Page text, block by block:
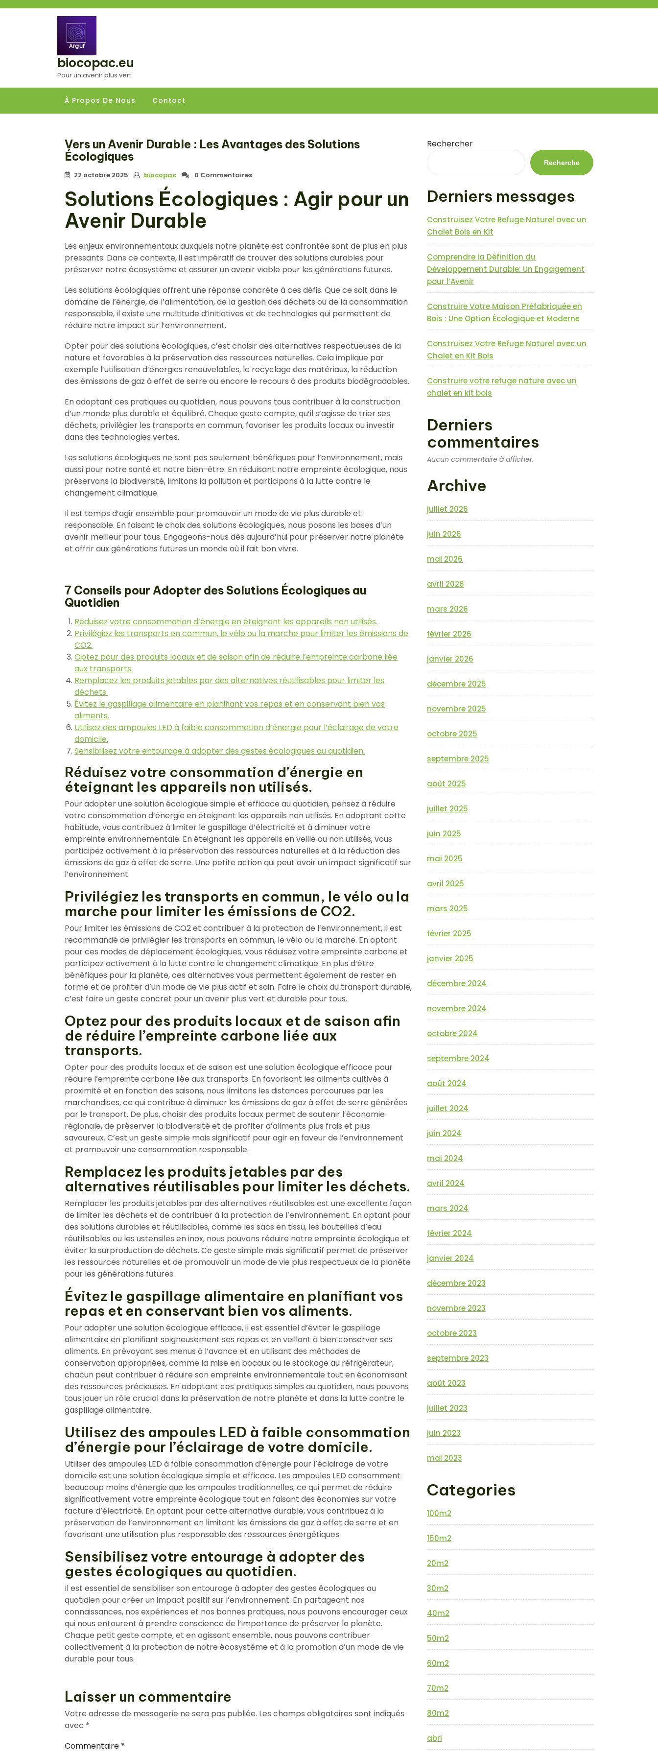
biocopac.eu
Pour un avenir plus vert
À Propos De Nous Contact
Vers un Avenir Durable : Les Avantages des Solutions
Écologiques
22 octobre 2025 biocopac 0 Commentaires
Solutions Écologiques : Agir pour un
Avenir Durable
Les enjeux environnementaux auxquels notre planète est confrontée sont de plus en plus
pressants. Dans ce contexte, il est impératif de trouver des solutions durables pour
préserver notre écosystème et assurer un avenir viable pour les générations futures.
Les solutions écologiques offrent une réponse concrète à ces défis. Que ce soit dans le
domaine de l’énergie, de l’alimentation, de la gestion des déchets ou de la consommation
responsable, il existe une multitude d’initiatives et de technologies qui permettent de
réduire notre impact sur l’environnement.
Opter pour des solutions écologiques, c’est choisir des alternatives respectueuses de la
nature et favorables à la préservation des ressources naturelles. Cela implique par
exemple l’utilisation d’énergies renouvelables, le recyclage des matériaux, la réduction
des émissions de gaz à effet de serre ou encore le recours à des produits biodégradables.
En adoptant ces pratiques au quotidien, nous pouvons tous contribuer à la construction
d’un monde plus durable et équilibré. Chaque geste compte, qu’il s’agisse de trier ses
déchets, privilégier les transports en commun, favoriser les produits locaux ou investir
dans des technologies vertes.
Les solutions écologiques ne sont pas seulement bénéfiques pour l’environnement, mais
aussi pour notre santé et notre bien-être. En réduisant notre empreinte écologique, nous
préservons la biodiversité, limitons la pollution et participons à la lutte contre le
changement climatique.
Il est temps d’agir ensemble pour promouvoir un mode de vie plus durable et
responsable. En faisant le choix des solutions écologiques, nous posons les bases d’un
avenir meilleur pour tous. Engageons-nous dès aujourd’hui pour préserver notre planète
et offrir aux générations futures un monde où il fait bon vivre.
7 Conseils pour Adopter des Solutions Écologiques au
Quotidien
Réduisez votre consommation d’énergie en éteignant les appareils non utilisés.
Privilégiez les transports en commun, le vélo ou la marche pour limiter les émissions de
CO2.
Optez pour des produits locaux et de saison afin de réduire l’empreinte carbone liée
aux transports.
Remplacez les produits jetables par des alternatives réutilisables pour limiter les
déchets.
Évitez le gaspillage alimentaire en planifiant vos repas et en conservant bien vos
aliments.
Utilisez des ampoules LED à faible consommation d’énergie pour l’éclairage de votre
domicile.
Sensibilisez votre entourage à adopter des gestes écologiques au quotidien.
Réduisez votre consommation d’énergie en
éteignant les appareils non utilisés.
Pour adopter une solution écologique simple et efficace au quotidien, pensez à réduire
votre consommation d’énergie en éteignant les appareils non utilisés. En adoptant cette
habitude, vous contribuez à limiter le gaspillage d’électricité et à diminuer votre
empreinte environnementale. En éteignant les appareils en veille ou non utilisés, vous
participez activement à la préservation des ressources naturelles et à la réduction des
émissions de gaz à effet de serre. Une petite action qui peut avoir un impact significatif sur
l’environnement.
Privilégiez les transports en commun, le vélo ou la
marche pour limiter les émissions de CO2.
Pour limiter les émissions de CO2 et contribuer à la protection de l’environnement, il est
recommandé de privilégier les transports en commun, le vélo ou la marche. En optant
pour ces modes de déplacement écologiques, vous réduisez votre empreinte carbone et
participez activement à la lutte contre le changement climatique. En plus d’être
bénéfiques pour la planète, ces alternatives vous permettent également de rester en
forme et de profiter d’un mode de vie plus actif et sain. Faire le choix du transport durable,
c’est faire un geste concret pour un avenir plus vert et durable pour tous.
Optez pour des produits locaux et de saison afin
de réduire l’empreinte carbone liée aux
transports.
Opter pour des produits locaux et de saison est une solution écologique efficace pour
réduire l’empreinte carbone liée aux transports. En favorisant les aliments cultivés à
proximité et en fonction des saisons, nous limitons les distances parcourues par les
marchandises, ce qui contribue à diminuer les émissions de gaz à effet de serre générées
par le transport. De plus, choisir des produits locaux permet de soutenir l’économie
régionale, de préserver la biodiversité et de profiter d’aliments plus frais et plus
savoureux. C’est un geste simple mais significatif pour agir en faveur de l’environnement
et promouvoir une consommation responsable.
Remplacez les produits jetables par des
alternatives réutilisables pour limiter les déchets.
Remplacer les produits jetables par des alternatives réutilisables est une excellente façon
de limiter les déchets et de contribuer à la protection de l’environnement. En optant pour
des solutions durables et réutilisables, comme les sacs en tissu, les bouteilles d’eau
réutilisables ou les ustensiles en inox, nous pouvons réduire notre empreinte écologique et
éviter la surproduction de déchets. Ce geste simple mais significatif permet de préserver
les ressources naturelles et de promouvoir un mode de vie plus respectueux de la planète
pour les générations futures.
Évitez le gaspillage alimentaire en planifiant vos
repas et en conservant bien vos aliments.
Pour adopter une solution écologique efficace, il est essentiel d’éviter le gaspillage
alimentaire en planifiant soigneusement ses repas et en veillant à bien conserver ses
aliments. En prévoyant ses menus à l’avance et en utilisant des méthodes de
conservation appropriées, comme la mise en bocaux ou le stockage au réfrigérateur,
chacun peut contribuer à réduire son empreinte environnementale tout en économisant
des ressources précieuses. En adoptant ces pratiques simples au quotidien, nous pouvons
tous jouer un rôle crucial dans la préservation de notre planète et dans la lutte contre le
gaspillage alimentaire.
Utilisez des ampoules LED à faible consommation
d’énergie pour l’éclairage de votre domicile.
Utiliser des ampoules LED à faible consommation d’énergie pour l’éclairage de votre
domicile est une solution écologique simple et efficace. Les ampoules LED consomment
beaucoup moins d’énergie que les ampoules traditionnelles, ce qui permet de réduire
significativement votre empreinte écologique tout en faisant des économies sur votre
facture d’électricité. En optant pour cette alternative durable, vous contribuez à la
préservation de l’environnement en limitant les émissions de gaz à effet de serre et en
favorisant une utilisation plus responsable des ressources énergétiques.
Sensibilisez votre entourage à adopter des
gestes écologiques au quotidien.
Il est essentiel de sensibiliser son entourage à adopter des gestes écologiques au
quotidien pour créer un impact positif sur l’environnement. En partageant nos
connaissances, nos expériences et nos bonnes pratiques, nous pouvons encourager ceux
qui nous entourent à prendre conscience de l’importance de préserver la planète.
Chaque petit geste compte, et en agissant ensemble, nous pouvons contribuer
collectivement à la protection de notre écosystème et à la promotion d’un mode de vie
durable pour tous.
Laisser un commentaire
Votre adresse de messagerie ne sera pas publiée. Les champs obligatoires sont indiqués
avec *
Commentaire *
Rechercher
Recherche
Derniers messages
Construisez Votre Refuge Naturel avec un
Chalet Bois en Kit
Comprendre la Définition du
Développement Durable: Un Engagement
pour l’Avenir
Construire Votre Maison Préfabriquée en
Bois : Une Option Écologique et Moderne
Construisez Votre Refuge Naturel avec un
Chalet en Kit Bois
Construire votre refuge nature avec un
chalet en kit bois
Derniers
commentaires
Aucun commentaire à afficher.
Archive
juillet 2026
juin 2026
mai 2026
avril 2026
mars 2026
février 2026
janvier 2026
décembre 2025
novembre 2025
octobre 2025
septembre 2025
août 2025
juillet 2025
juin 2025
mai 2025
avril 2025
mars 2025
février 2025
janvier 2025
décembre 2024
novembre 2024
octobre 2024
septembre 2024
août 2024
juillet 2024
juin 2024
mai 2024
avril 2024
mars 2024
février 2024
janvier 2024
décembre 2023
novembre 2023
octobre 2023
septembre 2023
août 2023
juillet 2023
juin 2023
mai 2023
Categories
100m2
150m2
20m2
30m2
40m2
50m2
60m2
70m2
80m2
abri